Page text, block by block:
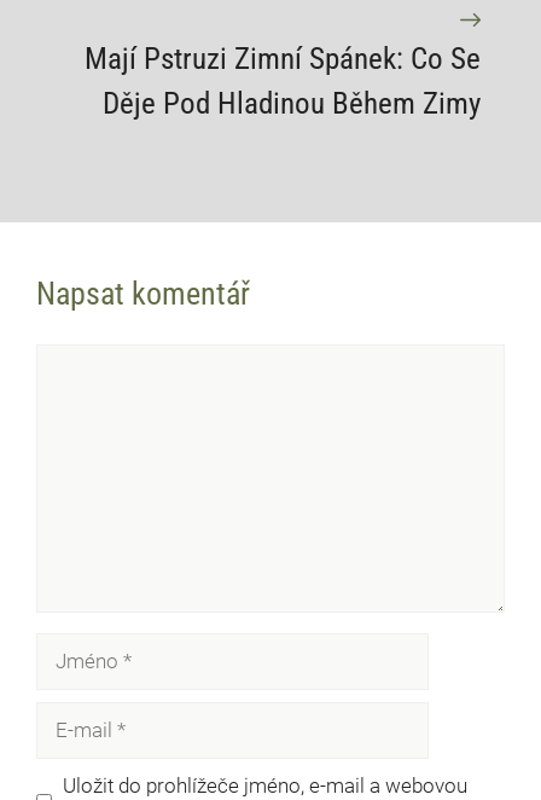
Mají Pstruzi Zimní Spánek: Co Se
Děje Pod Hladinou Během Zimy
Napsat komentář
Uložit do prohlížeče jméno, e-mail a webovou